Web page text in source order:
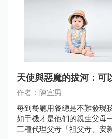
天使與惡魔的拔河：可
作者：陳宜男
每到餐廳用餐總是不難發現
如手機才是他們的親生父母
三種代理父母「祖父母、安